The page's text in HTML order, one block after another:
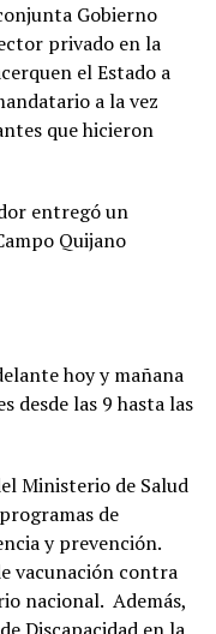
Gobierno
privado en la
el Estado a
a la vez
que hicieron
entregó un
Quijano
hoy y mañana
desde las 9 hasta las
Ministerio de Salud
de
y prevención.
vacunación contra
nacional. Además,